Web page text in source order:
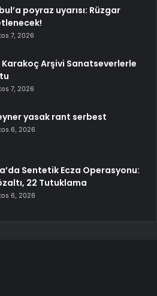
poyraz uyarısı: Rüzgar
7, 2026
Karakoç Arşivi Sanatseverlerle
7, 2026
yasak rant serbest
6, 2026
Sentetik Ecza Operasyonu:
22 Tutuklama
6, 2026